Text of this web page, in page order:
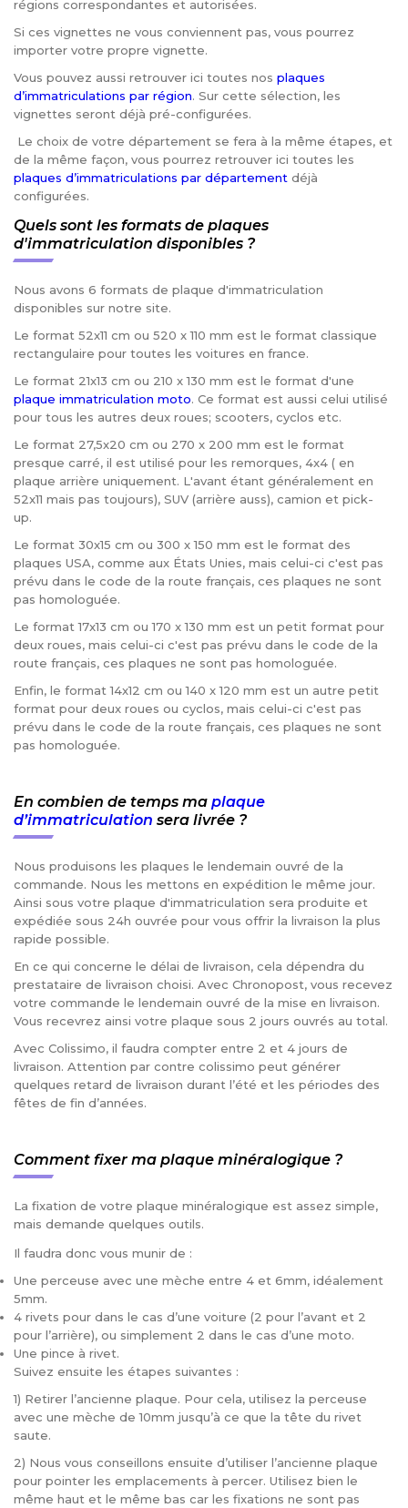
régions correspondantes et autorisées.
Si ces vignettes ne vous conviennent pas, vous pourrez
importer votre propre vignette.
Vous pouvez aussi retrouver ici toutes nos plaques
d’immatriculations par région. Sur cette sélection, les
vignettes seront déjà pré-configurées.
Le choix de votre département se fera à la même étapes, et
de la même façon, vous pourrez retrouver ici toutes les
plaques d’immatriculations par département déjà
configurées.
Quels sont les formats de plaques
d'immatriculation disponibles ?
Nous avons 6 formats de plaque d'immatriculation
disponibles sur notre site.
Le format 52x11 cm ou 520 x 110 mm est le format classique
rectangulaire pour toutes les voitures en france.
Le format 21x13 cm ou 210 x 130 mm est le format d'une
plaque immatriculation moto. Ce format est aussi celui utilisé
pour tous les autres deux roues; scooters, cyclos etc.
Le format 27,5x20 cm ou 270 x 200 mm est le format
presque carré, il est utilisé pour les remorques, 4x4 ( en
plaque arrière uniquement. L'avant étant généralement en
52x11 mais pas toujours), SUV (arrière auss), camion et pick-
up.
Le format 30x15 cm ou 300 x 150 mm est le format des
plaques USA, comme aux États Unies, mais celui-ci c'est pas
prévu dans le code de la route français, ces plaques ne sont
pas homologuée.
Le format 17x13 cm ou 170 x 130 mm est un petit format pour
deux roues, mais celui-ci c'est pas prévu dans le code de la
route français, ces plaques ne sont pas homologuée.
Enfin, le format 14x12 cm ou 140 x 120 mm est un autre petit
format pour deux roues ou cyclos, mais celui-ci c'est pas
prévu dans le code de la route français, ces plaques ne sont
pas homologuée.
En combien de temps ma plaque
d’immatriculation sera livrée ?
Nous produisons les plaques le lendemain ouvré de la
commande. Nous les mettons en expédition le même jour.
Ainsi sous votre plaque d'immatriculation sera produite et
expédiée sous 24h ouvrée pour vous offrir la livraison la plus
rapide possible.
En ce qui concerne le délai de livraison, cela dépendra du
prestataire de livraison choisi. Avec Chronopost, vous recevez
votre commande le lendemain ouvré de la mise en livraison.
Vous recevrez ainsi votre plaque sous 2 jours ouvrés au total.
Avec Colissimo, il faudra compter entre 2 et 4 jours de
livraison. Attention par contre colissimo peut générer
quelques retard de livraison durant l’été et les périodes des
fêtes de fin d’années.
Comment fixer ma plaque minéralogique ?
La fixation de votre plaque minéralogique est assez simple,
mais demande quelques outils.
Il faudra donc vous munir de :
Une perceuse avec une mèche entre 4 et 6mm, idéalement
5mm.
4 rivets pour dans le cas d’une voiture (2 pour l’avant et 2
pour l’arrière), ou simplement 2 dans le cas d’une moto.
Une pince à rivet.
Suivez ensuite les étapes suivantes :
1) Retirer l’ancienne plaque. Pour cela, utilisez la perceuse
avec une mèche de 10mm jusqu’à ce que la tête du rivet
saute.
2) Nous vous conseillons ensuite d’utiliser l’ancienne plaque
pour pointer les emplacements à percer. Utilisez bien le
même haut et le même bas car les fixations ne sont pas